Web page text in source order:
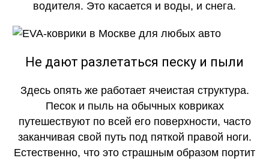
КАЧЕСТВО
ОГОНЬ
водителя. Это касается и воды, и снега.
Не дают разлетаться песку и пыли
Здесь опять же работает ячеистая структура.
Песок и пыль на обычных ковриках
путешествуют по всей его поверхности, часто
заканчивая свой путь под пяткой правой ноги.
Естественно, что это страшным образом портит